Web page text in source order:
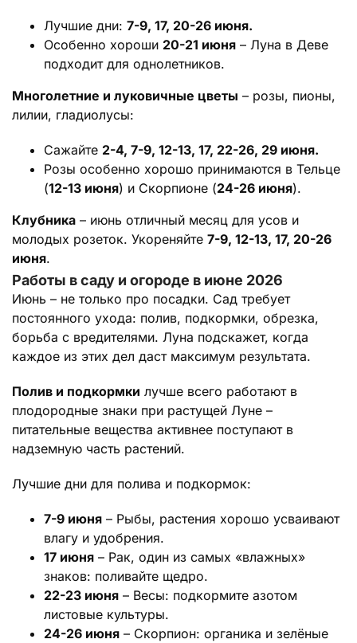
Лучшие дни: 7-9, 17, 20-26 июня.
Особенно хороши 20-21 июня – Луна в Деве
подходит для однолетников.
Многолетние и луковичные цветы – розы, пионы,
лилии, гладиолусы:
Сажайте 2-4, 7-9, 12-13, 17, 22-26, 29 июня.
Розы особенно хорошо принимаются в Тельце
(12-13 июня) и Скорпионе (24-26 июня).
Клубника – июнь отличный месяц для усов и
молодых розеток. Укореняйте 7-9, 12-13, 17, 20-26
июня.
Работы в саду и огороде в июне 2026
Июнь – не только про посадки. Сад требует
постоянного ухода: полив, подкормки, обрезка,
борьба с вредителями. Луна подскажет, когда
каждое из этих дел даст максимум результата.
Полив и подкормки лучше всего работают в
плодородные знаки при растущей Луне –
питательные вещества активнее поступают в
надземную часть растений.
Лучшие дни для полива и подкормок:
7-9 июня – Рыбы, растения хорошо усваивают
влагу и удобрения.
17 июня – Рак, один из самых «влажных»
знаков: поливайте щедро.
22-23 июня – Весы: подкормите азотом
листовые культуры.
24-26 июня – Скорпион: органика и зелёные